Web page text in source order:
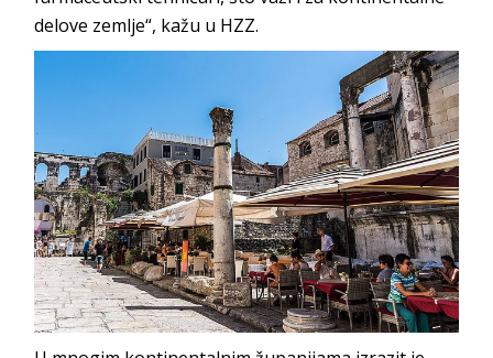
delove zemlje“, kažu u HZZ.